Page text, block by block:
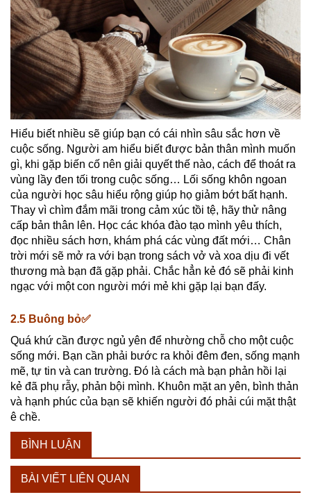
Hiểu biết nhiều sẽ giúp bạn có cái nhìn sâu sắc hơn về
cuộc sống. Người am hiểu biết được bản thân mình muốn
gì, khi gặp biến cố nên giải quyết thế nào, cách để thoát ra
vùng lầy đen tối trong cuộc sống… Lối sống khôn ngoan
của người học sâu hiểu rộng giúp họ giảm bớt bất hạnh.
Thay vì chìm đắm mãi trong cảm xúc tồi tệ, hãy thử nâng
cấp bản thân lên. Học các khóa đào tạo mình yêu thích,
đọc nhiều sách hơn, khám phá các vùng đất mới… Chân
trời mới sẽ mở ra với bạn trong sách vở và xoa dịu đi vết
thương mà bạn đã gặp phải. Chắc hẳn kẻ đó sẽ phải kinh
ngạc với một con người mới mẻ khi gặp lại bạn đấy.
2.5 Buông bỏ✅
Quá khứ cần được ngủ yên để nhường chỗ cho một cuộc
sống mới. Bạn cần phải bước ra khỏi đêm đen, sống mạnh
mẽ, tự tin và can trường. Đó là cách mà bạn phản hồi lại
kẻ đã phụ rẫy, phản bội mình. Khuôn mặt an yên, bình thản
và hạnh phúc của bạn sẽ khiến người đó phải cúi mặt thật
ê chề.
BÌNH LUẬN
BÀI VIẾT LIÊN QUAN